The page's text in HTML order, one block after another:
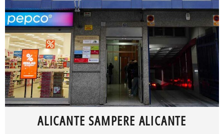
ALICANTE SAMPERE ALICANTE